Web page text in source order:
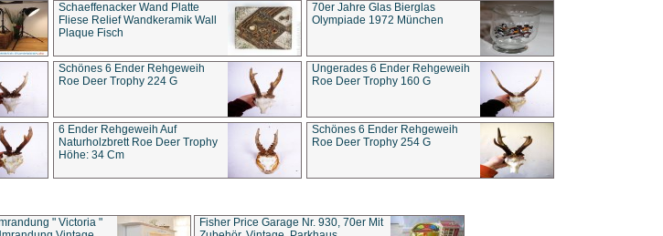
Schaeffenacker Wand Platte
Fliese Relief Wandkeramik Wall
Plaque Fisch
70er Jahre Glas Bierglas
Olympiade 1972 München
Schönes 6 Ender Rehgeweih
Roe Deer Trophy 224 G
Ungerades 6 Ender Rehgeweih
Roe Deer Trophy 160 G
6 Ender Rehgeweih Auf
Naturholzbrett Roe Deer Trophy
Höhe: 34 Cm
Schönes 6 Ender Rehgeweih
Roe Deer Trophy 254 G
" Victoria "
Fisher Price Garage Nr. 930, 70er Mit